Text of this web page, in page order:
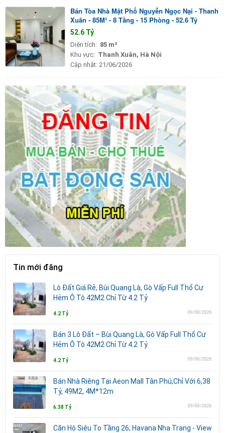
Bán Tòa Nhà Mặt Phố Nguyễn Ngọc Nại - Thanh
Xuân - 85M² - 8 Tầng - 15 Phòng - 52.6 Tỷ
52.6 Tỷ
Diện tích: 85 m²
Khu vực: Thanh Xuân, Hà Nội
Cập nhật: 21/06/2026
Tin mới đăng
Lô Đất Giá Rẻ, Bùi Quang Là, Gò Vấp Full Thổ Cư
Hẻm Ô Tô 42M2 Chỉ Từ 4.2 Tỷ
4.2 Tỷ 09/08/2026
Bán 3 Lô Đất – Bùi Quang Là, Gò Vấp Full Thổ Cư
Hẻm Ô Tô 42M2 Chỉ Từ 4.2 Tỷ
4.2 Tỷ 09/08/2026
Bán Nhà Riêng Tại Aeon Mall Tân Phú,Chỉ Với 6,38
Tỷ, 49M2, 4M*12m
6.38 Tỷ 09/08/2026
Căn Hộ Siêu To Tầng 26; Havana Nha Trang - View